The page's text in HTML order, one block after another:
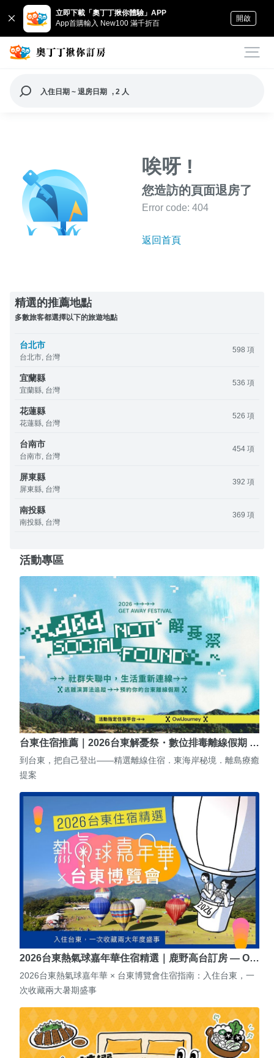
立即下載「奧丁丁揪你體驗」APP
App首購輸入 New100 滿千折百
開啟
入住日期 ~ 退房日期 , 2 人
唉呀 !
您造訪的頁面退房了
Error code: 404
返回首頁
精選的推薦地點
多數旅客都選擇以下的旅遊地點
台北市
台北市, 台灣
598 項
宜蘭縣
宜蘭縣, 台灣
536 項
花蓮縣
花蓮縣, 台灣
526 項
台南市
台南市, 台灣
454 項
屏東縣
屏東縣, 台灣
392 項
南投縣
南投縣, 台灣
369 項
活動專區
台東住宿推薦｜2026台東解憂祭・數位排毒離線假期 …
到台東，把自己登出——精選離線住宿．東海岸秘境．離島療癒
提案
2026台東熱氣球嘉年華住宿精選｜鹿野高台訂房 — O…
2026台東熱氣球嘉年華 × 台東博覽會住宿指南：入住台東，一
次收藏兩大暑期盛事